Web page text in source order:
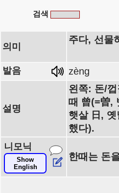
검색
의미
주다, 선물
발음 zèng
설명
왼쪽: 돈/
때 曾(=曽,
햇살 日, 옛
했다).
니모닉
Show
English
한때는 돈